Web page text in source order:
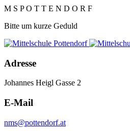
M S PO T T E N D O R F
Bitte um kurze Geduld
Adresse
Johannes Heigl Gasse 2
E-Mail
nms@pottendorf.at